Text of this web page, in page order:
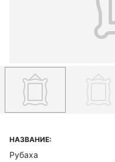
НАЗВАНИЕ:
Рубаха